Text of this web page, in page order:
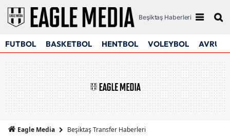
Beşiktaş Haberleri
FUTBOL BASKETBOL HENTBOL VOLEYBOL
Eagle Media Beşiktaş Transfer Haberleri